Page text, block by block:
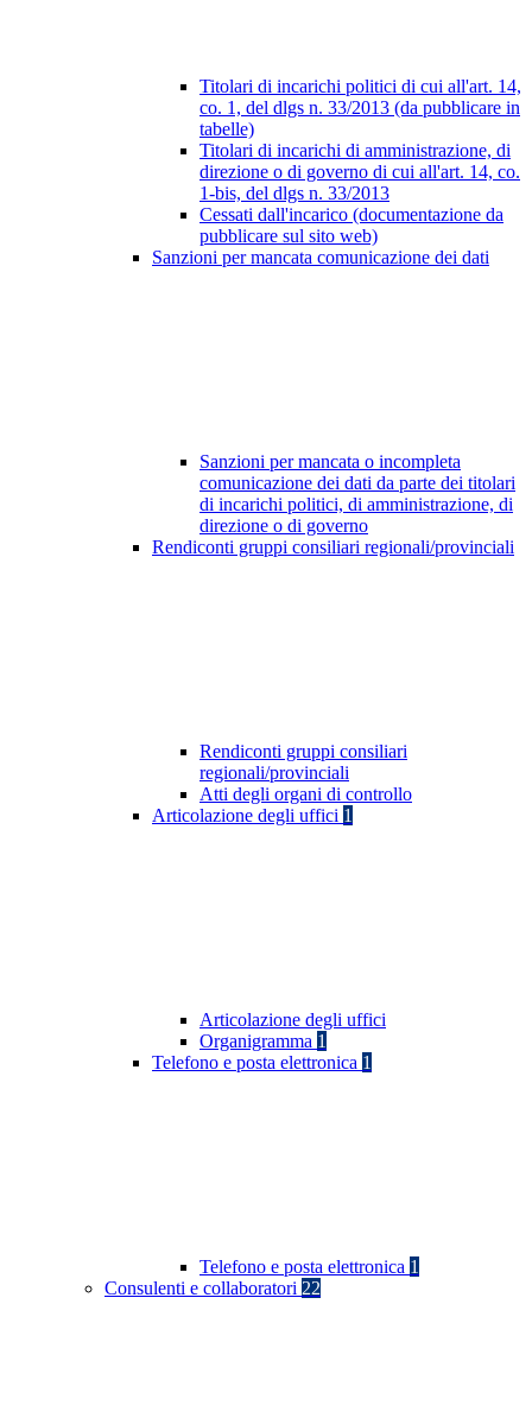
Titolari di incarichi politici di cui all'art. 14,
co. 1, del dlgs n. 33/2013 (da pubblicare in
tabelle)
Titolari di incarichi di amministrazione, di
direzione o di governo di cui all'art. 14, co.
1-bis, del dlgs n. 33/2013
Cessati dall'incarico (documentazione da
pubblicare sul sito web)
Sanzioni per mancata comunicazione dei dati
Sanzioni per mancata o incompleta
comunicazione dei dati da parte dei titolari
di incarichi politici, di amministrazione, di
direzione o di governo
Rendiconti gruppi consiliari regionali/provinciali
Rendiconti gruppi consiliari
regionali/provinciali
Atti degli organi di controllo
Articolazione degli uffici 1
Articolazione degli uffici
Organigramma 1
Telefono e posta elettronica 1
Telefono e posta elettronica 1
Consulenti e collaboratori 22